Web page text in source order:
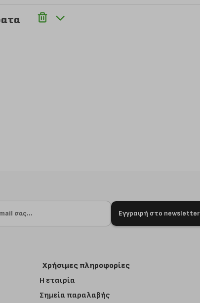
Εγγραφή στο newsletter
Χρήσιμες πληροφορίες
Η εταιρία
Σημεία παραλαβής